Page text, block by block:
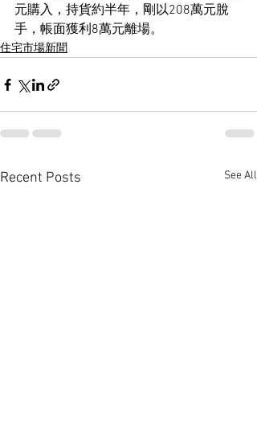
元購入，持貨約半年，剛以208萬元脫
手，帳面獲利8萬元離場。
住宅市場新聞
Recent Posts See All